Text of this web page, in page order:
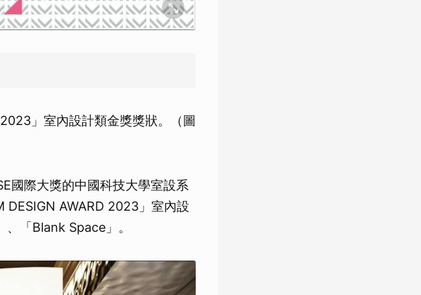
」室內設計類金獎獎狀。（圖
國際大獎的中國科技大學室設系
DESIGN AWARD 2023」室內設
「Blank Space」。